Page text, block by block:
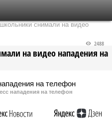
выпуск
снимали на видео
на видео нападения на
2488
нападения на телефон